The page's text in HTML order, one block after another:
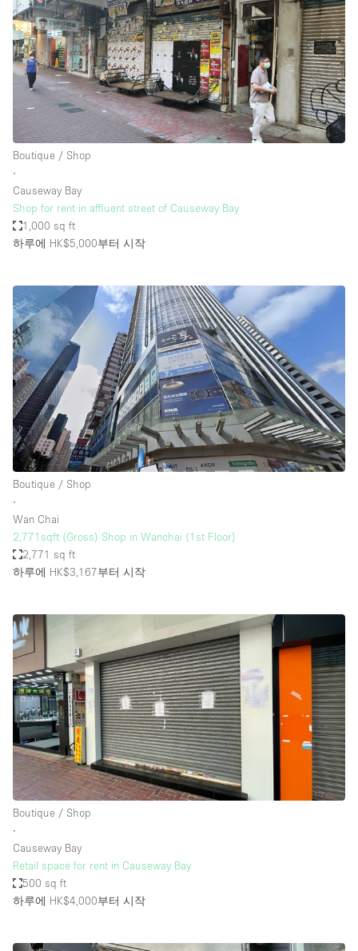
Boutique / Shop
∙
Causeway Bay
Shop for rent in affluent street of Causeway Bay
1,000 sq ft
하루에 HK$5,000부터 시작
Boutique / Shop
∙
Wan Chai
2,771sqft (Gross) Shop in Wanchai (1st Floor)
2,771 sq ft
하루에 HK$3,167부터 시작
Boutique / Shop
∙
Causeway Bay
Retail space for rent in Causeway Bay
500 sq ft
하루에 HK$4,000부터 시작